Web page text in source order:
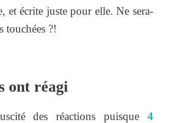
et écrite juste pour elle. Ne sera-
touchées ?!
ont réagi
des réactions puisque 4